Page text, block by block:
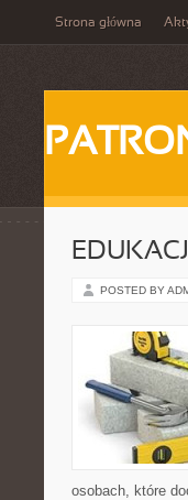
Strona główna
POSTED BY
osobach, które